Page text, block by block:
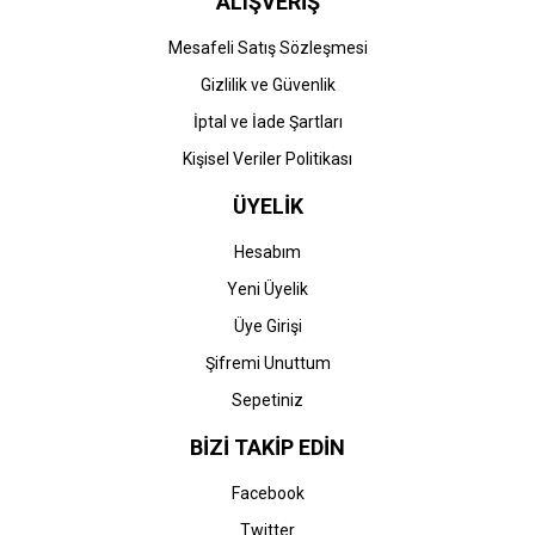
Mesafeli Satış Sözleşmesi
Gizlilik ve Güvenlik
İptal ve İade Şartları
Kişisel Veriler Politikası
ÜYELİK
Hesabım
Yeni Üyelik
Üye Girişi
Şifremi Unuttum
Sepetiniz
BİZİ TAKİP EDİN
Facebook
Twitter